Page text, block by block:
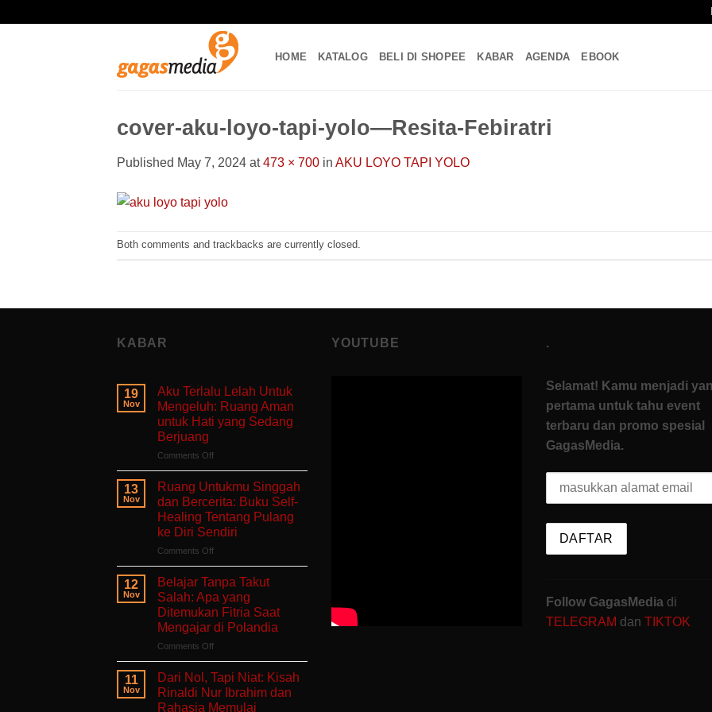
HOME KATALOG BELI DI SHOPEE KABAR AGENDA EBOOK
cover-aku-loyo-tapi-yolo—Resita-Febiratri
Published May 7, 2024 at473 × 700 in AKU LOYO TAPI YOLO
Both comments and trackbacks are currently closed.
KABAR
19
Nov
Aku Terlalu Lelah Untuk
Mengeluh: Ruang Aman
untuk Hati yang Sedang
Berjuang
Comments Offon
Aku
Terlalu
Lelah
Untuk
Mengeluh:
Ruang
Aman
yang
Sedang
Berjuang
13
Nov
Ruang Untukmu Singgah
dan Bercerita: Buku Self-
Healing Tentang Pulang
ke Diri Sendiri
Comments Offon
Ruang
Untukmu
Singgah
dan
Bercerita:
Buku
Self-
Tentang
Pulang
ke
12
Nov
Belajar Tanpa Takut
Salah: Apa yang
Ditemukan Fitria Saat
Mengajar di Polandia
Comments Offon
Belajar
Tanpa
Takut
Salah:
11
Nov
Dari Nol, Tapi Niat: Kisah
Rinaldi Nur Ibrahim dan
Rahasia Memulai
YOUTUBE .
Selamat! Kamu menjadi
pertama untuk tahu event
terbaru dan promo spesial
GagasMedia.
Follow GagasMedia di
TELEGRAM dan TIKTOK